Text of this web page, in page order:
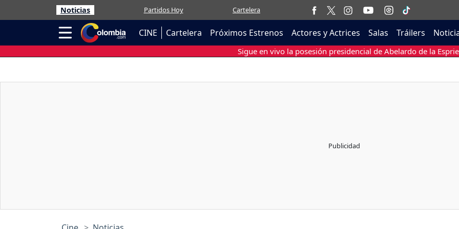
Noticias Partidos Hoy Cartelera
CINE Cartelera Próximos Estrenos Actores y Actrices Salas Tráilers
Sigue en vivo la posesión presidencial de Abelardo de la